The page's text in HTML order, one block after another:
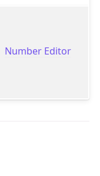
Number Editor